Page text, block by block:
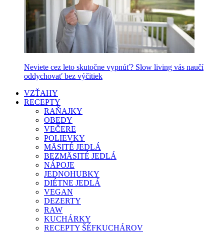
Neviete cez leto skutočne vypnúť? Slow living vás naučí
oddychovať bez výčitiek
VZŤAHY
RECEPTY
RAŇAJKY
OBEDY
VEČERE
POLIEVKY
MÄSITÉ JEDLÁ
BEZMÄSITÉ JEDLÁ
NÁPOJE
JEDNOHUBKY
DIÉTNE JEDLÁ
VEGAN
DEZERTY
RAW
KUCHÁRKY
RECEPTY ŠÉFKUCHÁROV